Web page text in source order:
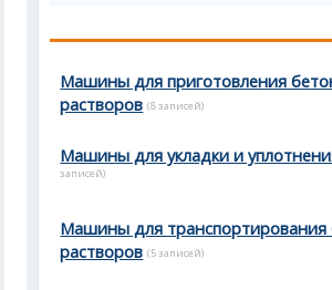
Машины для приготовления
растворов (8 записей)
Машины для укладки и
записей)
Машины для транспортирования
растворов (5 записей)